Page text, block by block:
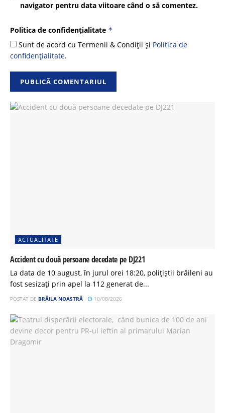
navigator pentru data viitoare când o să comentez.
Politica de confidențialitate *
Sunt de acord cu Termenii & Condiții și Politica de
confidențialitate.
ACTUALITATE
Accident cu două persoane decedate pe DJ221
La data de 10 august, în jurul orei 18:20, polițiștii brăileni au
fost sesizați prin apel la 112 generat de...
POSTAT DE BRĂILA NOASTRĂ 10/08/2026